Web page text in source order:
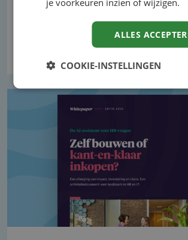
ALLES
COOKIE-INSTELLINGEN